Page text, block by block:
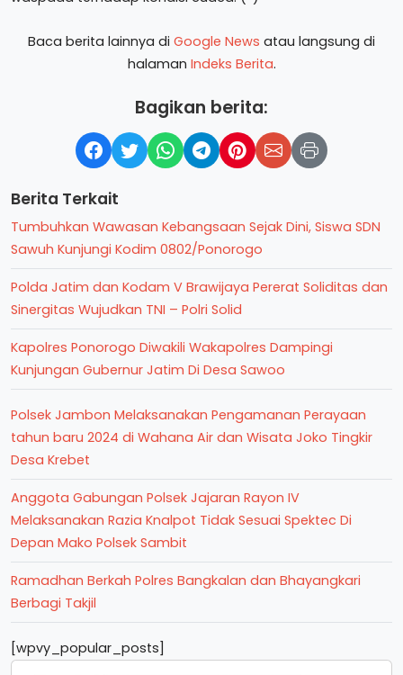
Baca berita lainnya di Google News atau langsung di
halaman Indeks Berita.
Bagikan berita:
Berita Terkait
Tumbuhkan Wawasan Kebangsaan Sejak Dini, Siswa SDN
Sawuh Kunjungi Kodim 0802/Ponorogo
Polda Jatim dan Kodam V Brawijaya Pererat Soliditas dan
Sinergitas Wujudkan TNI – Polri Solid
Kapolres Ponorogo Diwakili Wakapolres Dampingi
Kunjungan Gubernur Jatim Di Desa Sawoo
Polsek Jambon Melaksanakan Pengamanan Perayaan
tahun baru 2024 di Wahana Air dan Wisata Joko Tingkir
Desa Krebet
Anggota Gabungan Polsek Jajaran Rayon IV
Melaksanakan Razia Knalpot Tidak Sesuai Spektec Di
Depan Mako Polsek Sambit
Ramadhan Berkah Polres Bangkalan dan Bhayangkari
Berbagi Takjil
[wpvy_popular_posts]